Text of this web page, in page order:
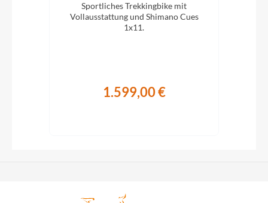
Sportliches Trekkingbike mit
Vollausstattung und Shimano Cues
1x11.
1.599,00 €